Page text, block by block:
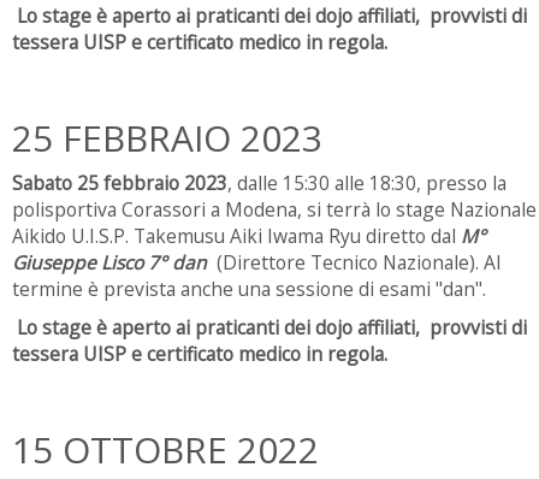
Lo stage è aperto ai praticanti dei dojo affiliati, provvisti di
tessera UISP e certificato medico in regola.
25 FEBBRAIO 2023
Sabato 25 febbraio 2023, dalle 15:30 alle 18:30, presso la
polisportiva Corassori a Modena, si terrà lo stage Nazionale
Aikido U.I.S.P. Takemusu Aiki Iwama Ryu diretto dal M°
Giuseppe Lisco 7° dan(Direttore Tecnico Nazionale). Al
termine è prevista anche una sessione di esami "dan".
Lo stage è aperto ai praticanti dei dojo affiliati, provvisti di
tessera UISP e certificato medico in regola.
15 OTTOBRE 2022